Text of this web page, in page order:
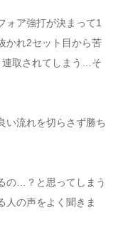
ォア強打が決まって1
かれ2セット目から苦
連取されてしまう…そ
い流れを切らさず勝ち
の…？と思ってしまう
人の声をよく聞きま